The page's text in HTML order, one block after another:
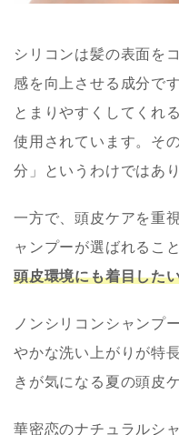
シリコンは髪の表面を
感を向上させる成分で
とまりやすくしてくれ
使用されています。そ
分」というわけではあ
一方で、頭皮ケアを重
ャンプーが選ばれるこ
頭皮環境にも着目した
ノンシリコンシャンプ
やかな洗い上がりが特
きが気になる夏の頭皮
華密恋のナチュラルシ